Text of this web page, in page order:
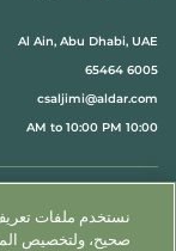
Al Ain, Abu Dhabi, UAE
6005 65464
csaljimi@aldar.com
10:00 AM to 10:00 PM
نستخدم ملفات
صحيح، ولتخصيص